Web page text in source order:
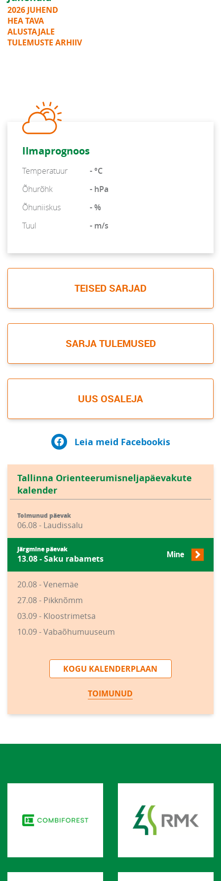
2026 JUHEND
HEA TAVA
ALUSTAJALE
TULEMUSTE ARHIIV
Ilmaprognoos
Temperatuur
- °C
Õhurõhk
- hPa
Õhuniiskus
- %
Tuul
- m/s
TEISED SARJAD
SARJA TULEMUSED
UUS OSALEJA
Leia meid Facebookis
Tallinna Orienteerumisneljapäevakute
kalender
Toimunud päevak
06.08 - Laudissalu
Järgmine päevak
13.08 - Saku rabamets Mine
20.08 - Venemäe
27.08 - Pikknõmm
03.09 - Kloostrimetsa
10.09 - Vabaõhumuuseum
KOGU KALENDERPLAAN
TOIMUNUD